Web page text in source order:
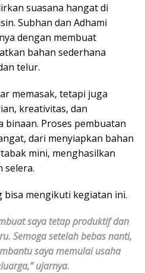
suasana hangat di
Subhan dan Adhami
dengan membuat
bahan sederhana
telur.
memasak, tetapi juga
kreativitas, dan
binaan. Proses pembuatan
dari menyiapkan bahan
mini, menghasilkan
selera.
bisa mengikuti kegiatan ini.
saya tetap produktif dan
Semoga setelah bebas nanti,
saya memulai usaha
ujarnya.